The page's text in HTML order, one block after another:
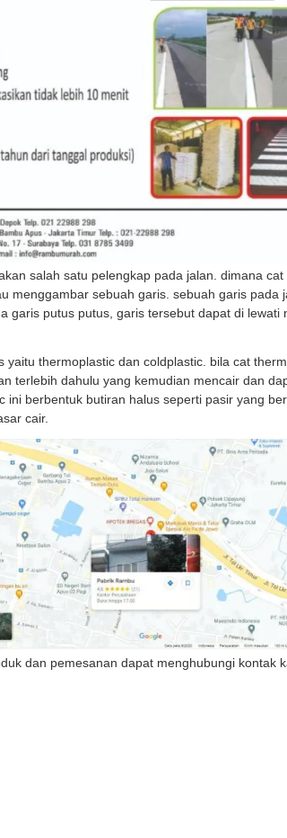
salah satu pelengkap pada jalan. dimana cat
menggambar sebuah garis. sebuah garis pada
garis putus putus, garis tersebut dapat di lewati
yaitu thermoplastic dan coldplastic. bila cat
terlebih dahulu yang kemudian mencair dan
ini berbentuk butiran halus seperti pasir yang
cair.
dan pemesanan dapat menghubungi kontak